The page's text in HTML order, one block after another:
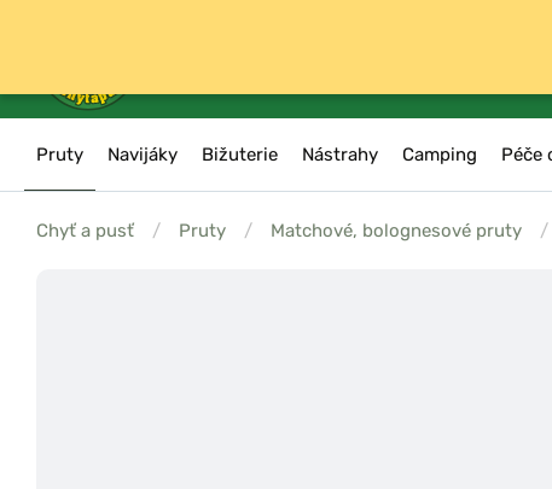
Pruty Navijáky Bižuterie Nástrahy Camping Péče
Chyť a pusť / Pruty / Matchové, bolognesové pruty /